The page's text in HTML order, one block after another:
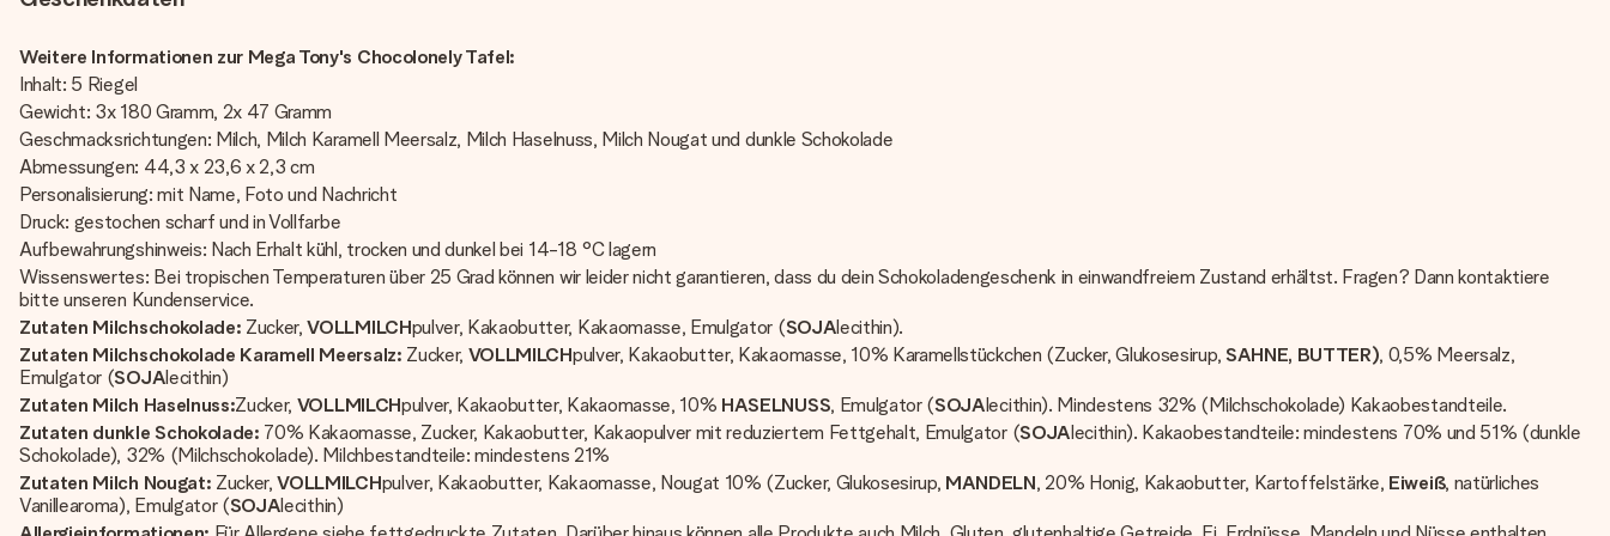
Weitere Informationen zur Mega Tony's Chocolonely Tafel:
Inhalt: 5 Riegel
Gewicht: 3x 180 Gramm, 2x 47 Gramm
Geschmacksrichtungen: Milch, Milch Karamell Meersalz, Milch Haselnuss, Milch Nougat und dunkle Schokolade
Abmessungen: 44,3 x 23,6 x 2,3 cm
Personalisierung: mit Name, Foto und Nachricht
Druck: gestochen scharf und in Vollfarbe
Aufbewahrungshinweis: Nach Erhalt kühl, trocken und dunkel bei 14-18 °C lagern
Wissenswertes: Bei tropischen Temperaturen über 25 Grad können wir leider nicht garantieren, dass du dein Schokoladengeschenk in einwandfreiem Zustand erhältst. Fragen? Dann kontaktiere
bitte unseren Kundenservice.
Zutaten Milchschokolade: Zucker,VOLLMILCHpulver, Kakaobutter, Kakaomasse, Emulgator (SOJAlecithin).
Zutaten Milchschokolade Karamell Meersalz: Zucker, VOLLMILCHpulver, Kakaobutter, Kakaomasse, 10% Karamellstückchen (Zucker, Glukosesirup, SAHNE, BUTTER), 0,5% Meersalz,
Emulgator (SOJAlecithin)
Zutaten Milch Haselnuss:Zucker, VOLLMILCHpulver, Kakaobutter, Kakaomasse, 10% HASELNUSS, Emulgator (SOJAlecithin). Mindestens 32% (Milchschokolade) Kakaobestandteile.
Zutaten dunkle Schokolade: 70% Kakaomasse, Zucker, Kakaobutter, Kakaopulver mit reduziertem Fettgehalt, Emulgator (SOJAlecithin). Kakaobestandteile: mindestens 70% und 51% (dunkle
Schokolade), 32% (Milchschokolade). Milchbestandteile: mindestens 21%
Zutaten Milch Nougat: Zucker,VOLLMILCHpulver, Kakaobutter, Kakaomasse, Nougat 10% (Zucker, Glukosesirup, MANDELN, 20% Honig, Kakaobutter, Kartoffelstärke, Eiweiß, natürliches
Vanillearoma), Emulgator (SOJAlecithin)